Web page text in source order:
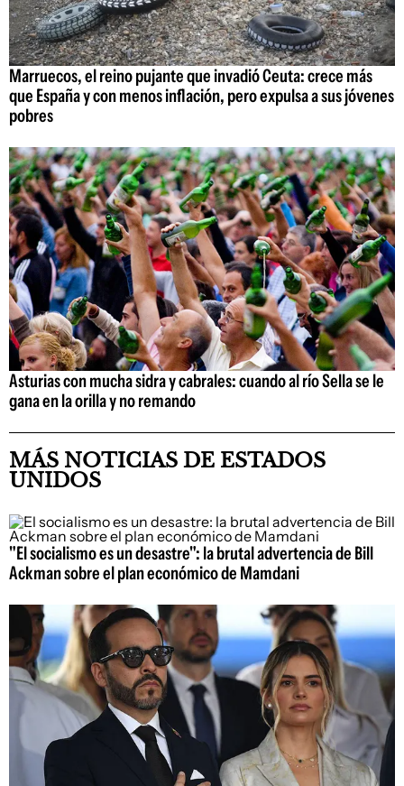
Marruecos, el reino pujante que invadió Ceuta: crece más
que España y con menos inflación, pero expulsa a sus jóvenes
pobres
Asturias con mucha sidra y cabrales: cuando al río Sella se le
gana en la orilla y no remando
MÁS NOTICIAS DE ESTADOS
UNIDOS
"El socialismo es un desastre": la brutal advertencia de Bill
Ackman sobre el plan económico de Mamdani